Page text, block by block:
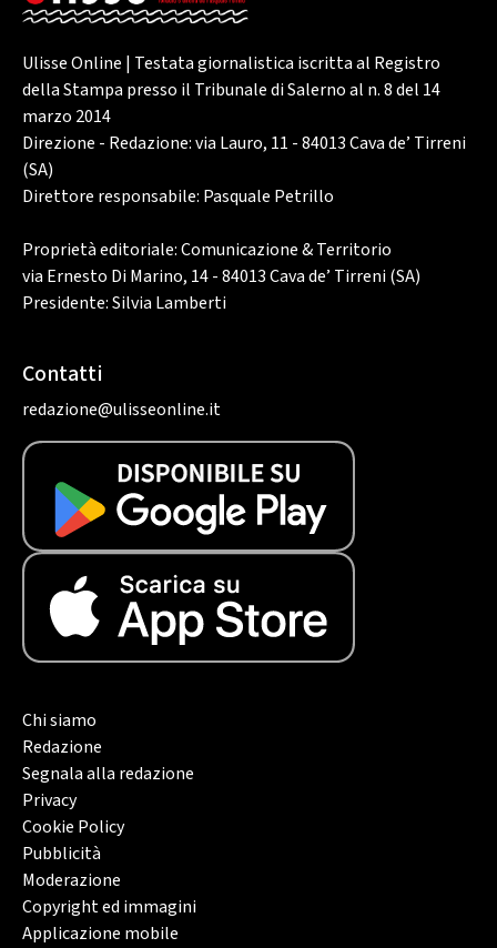
Ulisse Online | Testata giornalistica iscritta al Registro
della Stampa presso il Tribunale di Salerno al n. 8 del 14
marzo 2014
Direzione - Redazione: via Lauro, 11 - 84013 Cava de’ Tirreni
(SA)
Direttore responsabile: Pasquale Petrillo
Proprietà editoriale: Comunicazione & Territorio
via Ernesto Di Marino, 14 - 84013 Cava de’ Tirreni (SA)
Presidente: Silvia Lamberti
Contatti
redazione@ulisseonline.it
Chi siamo
Redazione
Segnala alla redazione
Privacy
Cookie Policy
Pubblicità
Moderazione
Copyright ed immagini
Applicazione mobile